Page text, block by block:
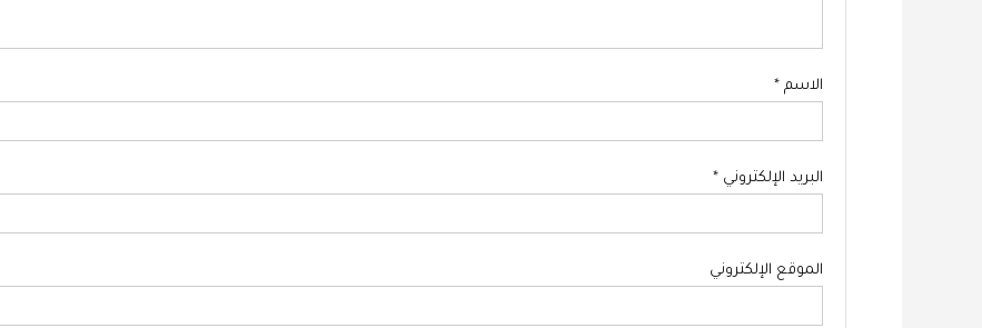
الاسم *
البريد الإلكتروني *
الموقع الإلكتروني